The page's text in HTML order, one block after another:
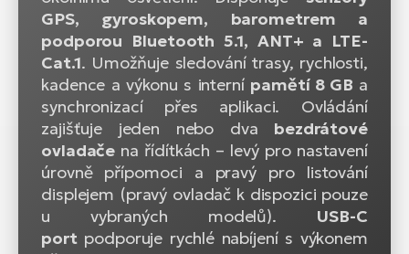
GPS, gyroskopem, barometrem a
podporou Bluetooth 5.1, ANT+ a LTE-
Cat.1. Umožňuje sledování trasy, rychlosti,
kadence a výkonu s interní pamětí 8 GB a
synchronizací přes aplikaci. Ovládání
zajišťuje jeden nebo dva bezdrátové
ovladače na řídítkách – levý pro nastavení
úrovně přípomoci a pravý pro listování
displejem (pravý ovladač k dispozici pouze
u vybraných modelů). USB-C
portpodporuje rychlé nabíjení s výkonem